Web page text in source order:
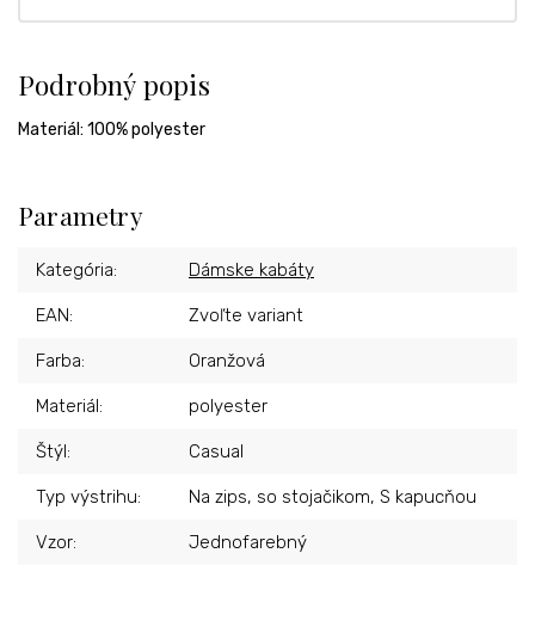
Podrobný popis
Materiál: 100% polyester
Parametry
Kategória: Dámske kabáty
EAN: Zvoľte variant
Farba: Oranžová
Materiál: polyester
Štýl: Casual
Typ výstrihu: Na zips, so stojačikom, S kapucňou
Vzor: Jednofarebný